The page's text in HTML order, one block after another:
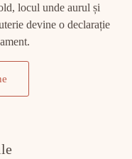
locul unde aurul și
devine o declarație